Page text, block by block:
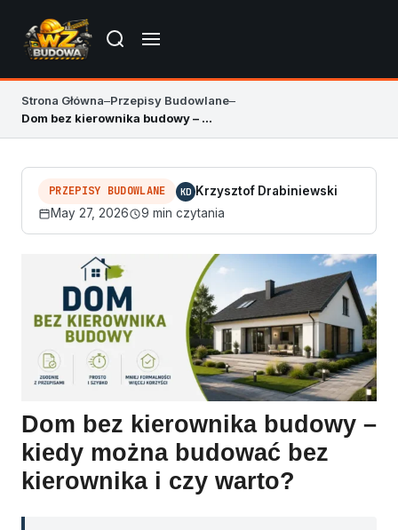
Strona Główna–Przepisy Budowlane–
Dom bez kierownika budowy – przepisy i ryzyka
PRZEPISY BUDOWLANE KD Krzysztof Drabiniewski
May 27, 2026
9 min czytania
Dom bez kierownika budowy –
kiedy można budować bez
kierownika i czy warto?